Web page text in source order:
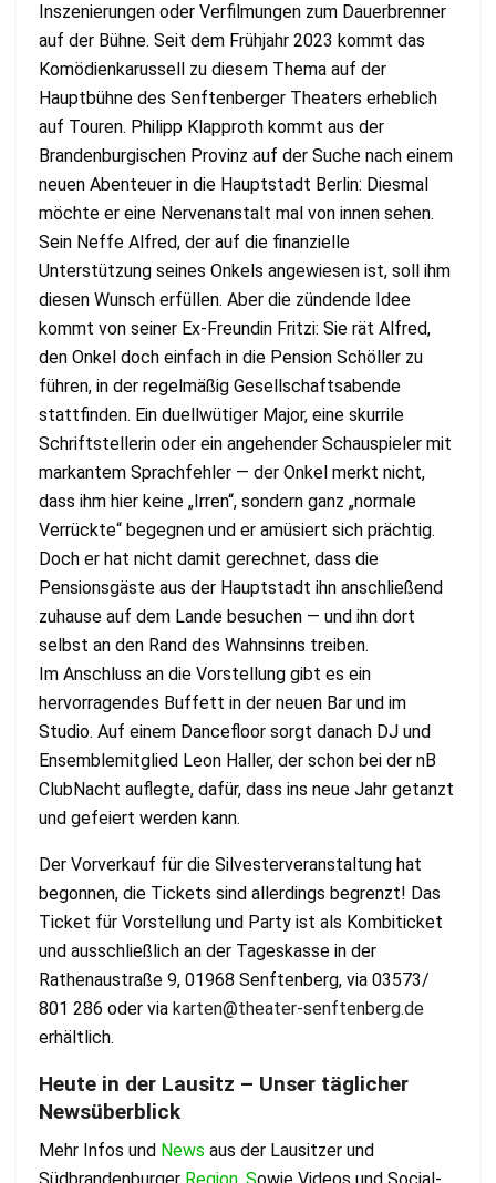
Inszenierungen oder Verfilmungen zum Dauerbrenner
auf der Bühne. Seit dem Frühjahr 2023 kommt das
Komödienkarussell zu diesem Thema auf der
Hauptbühne des Senftenberger Theaters erheblich
auf Touren. Philipp Klapproth kommt aus der
Brandenburgischen Provinz auf der Suche nach einem
neuen Abenteuer in die Hauptstadt Berlin: Diesmal
möchte er eine Nervenanstalt mal von innen sehen.
Sein Neffe Alfred, der auf die finanzielle
Unterstützung seines Onkels angewiesen ist, soll ihm
diesen Wunsch erfüllen. Aber die zündende Idee
kommt von seiner Ex-Freundin Fritzi: Sie rät Alfred,
den Onkel doch einfach in die Pension Schöller zu
führen, in der regelmäßig Gesellschaftsabende
stattfinden. Ein duellwütiger Major, eine skurrile
Schriftstellerin oder ein angehender Schauspieler mit
markantem Sprachfehler — der Onkel merkt nicht,
dass ihm hier keine „Irren“, sondern ganz „normale
Verrückte“ begegnen und er amüsiert sich prächtig.
Doch er hat nicht damit gerechnet, dass die
Pensionsgäste aus der Hauptstadt ihn anschließend
zuhause auf dem Lande besuchen — und ihn dort
selbst an den Rand des Wahnsinns treiben.
Im Anschluss an die Vorstellung gibt es ein
hervorragendes Buffett in der neuen Bar und im
Studio. Auf einem Dancefloor sorgt danach DJ und
Ensemblemitglied Leon Haller, der schon bei der nB
ClubNacht auflegte, dafür, dass ins neue Jahr getanzt
und gefeiert werden kann.
Der Vorverkauf für die Silvesterveranstaltung hat
begonnen, die Tickets sind allerdings begrenzt! Das
Ticket für Vorstellung und Party ist als Kombiticket
und ausschließlich an der Tageskasse in der
Rathenaustraße 9, 01968 Senftenberg, via 03573/
801 286 oder via karten@theater-senftenberg.de
erhältlich.
Heute in der Lausitz – Unser täglicher
Newsüberblick
Mehr Infos und News aus der Lausitzer und